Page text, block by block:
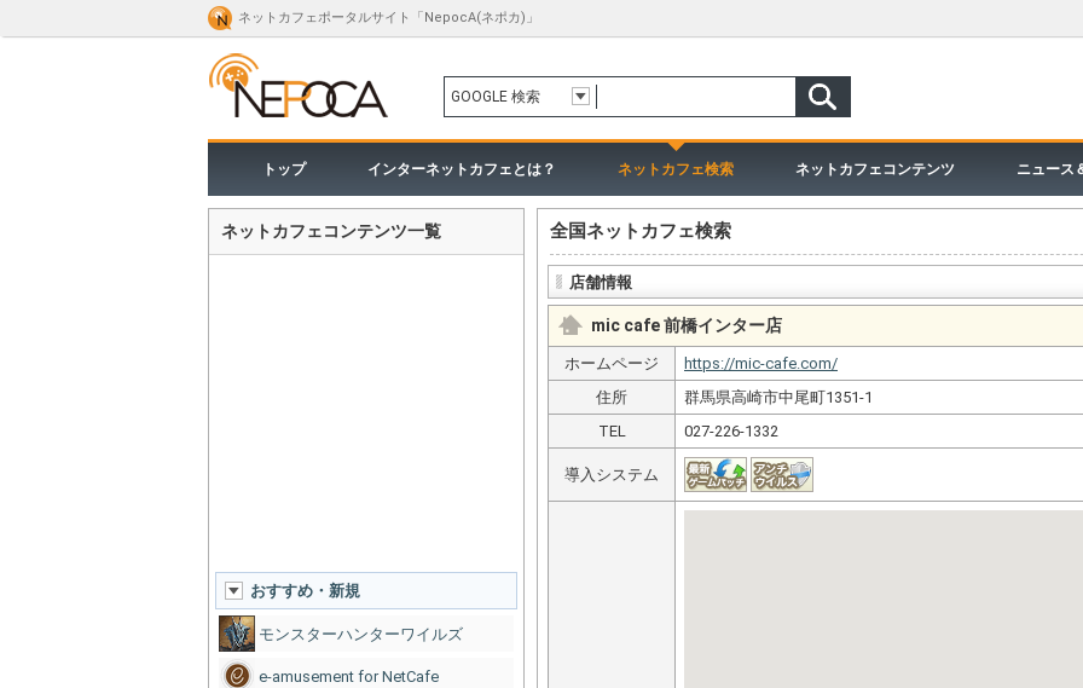
ネットカフェポータルサイト「NepocA(ネポカ)」
GOOGLE 検索
トップ インターネットカフェとは？ ネットカフェ検索 ネットカフェコンテンツ ニュース
ネットカフェコンテンツ一覧
おすすめ・新規
モンスターハンターワイルズ
e-amusement for NetCafe
全国ネットカフェ検索
店舗情報
mic cafe 前橋インター店
ホームページ
https://mic-cafe.com/
住所
群馬県高崎市中尾町1351-1
TEL
027-226-1332
導入システム